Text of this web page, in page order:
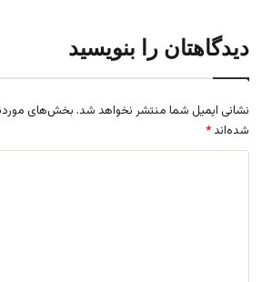
دیدگاهتان را بنویسید
نشانی ایمیل شما منتشر نخواهد شد. بخش‌های
شده‌اند *